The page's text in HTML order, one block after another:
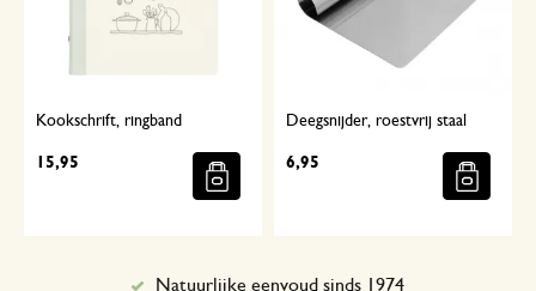
Kookschrift, ringband
15,95
Deegsnijder, roestvrij staal
6,95
Natuurlijke eenvoud sinds 1974